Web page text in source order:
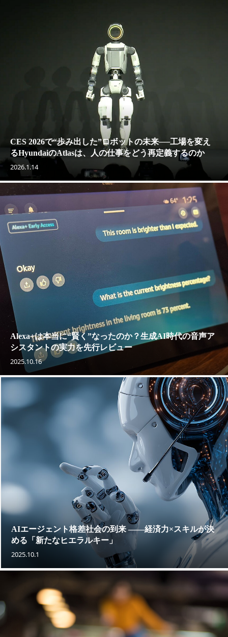
CES 2026で“歩み出した”ロボットの未来──工場を変え
るHyundaiのAtlasは、人の仕事をどう再定義するのか
2026.1.14
Alexa+は本当に“賢く”なったのか？生成AI時代の音声ア
シスタントの実力を先行レビュー
2025.10.16
AIエージェント格差社会の到来 ——経済力×スキルが決
める「新たなヒエラルキー」
2025.10.1